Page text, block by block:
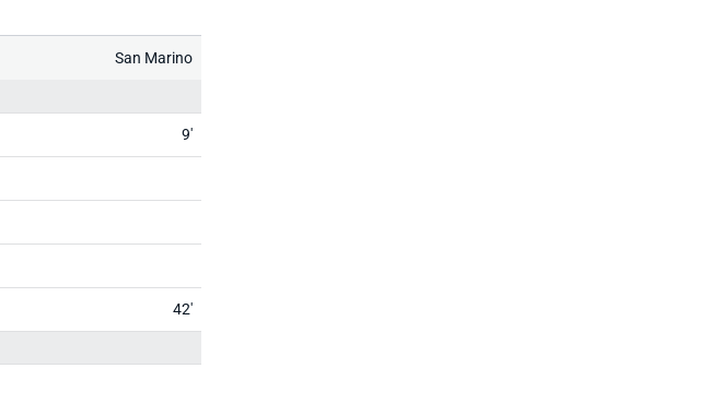
San Marino
9'
42'